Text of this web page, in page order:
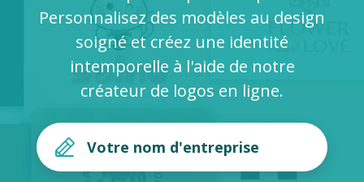
À propos
SE CONNECTER
Personnalisez des modèles au design
soigné et créez une identité
intemporelle à l'aide de notre
créateur de logos en ligne.